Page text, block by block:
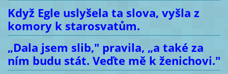
Když Egle uslyšela ta slova, vyšla z
komory k starosvatům.
„Dala jsem slib," pravila, „a také za
ním budu stát. Veďte mě k ženichovi."